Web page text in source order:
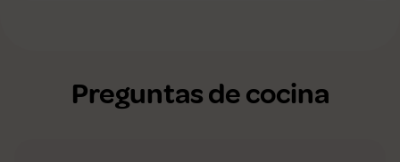
Preguntas de cocina